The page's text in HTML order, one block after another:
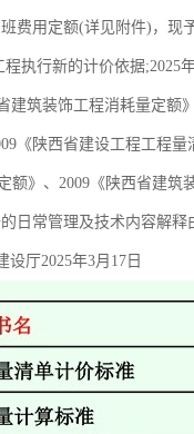
费用定额(详见附件)，现
执行新的计价依据
建筑装饰工程消耗量定
《陕西省建设工程工程
额》、2009《陕西省建
日常管理及技术内容解
厅2025年3月17日